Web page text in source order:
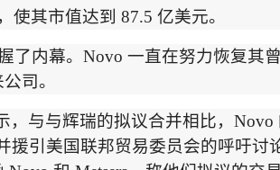
使其市值达到 87.5 亿美元。
了内幕。 Novo 一直在努力恢复其
司。
，与与辉瑞的拟议合并相比， Novo
援引美国联邦贸易委员会的呼吁讨